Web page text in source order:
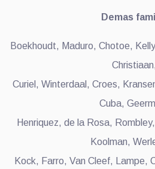
Demas
Boekhoudt, Maduro, Chotoe,
Christiaan,
Curiel, Winterdaal, Croes,
Cuba,
Henriquez, de la Rosa,
Koolman,
Kock, Farro, Van Cleef, Lampe,